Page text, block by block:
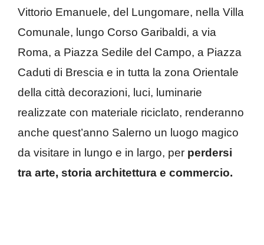
Vittorio Emanuele, del Lungomare, nella Villa
Comunale, lungo Corso Garibaldi, a via
Roma, a Piazza Sedile del Campo, a Piazza
Caduti di Brescia e in tutta la zona Orientale
della città decorazioni, luci, luminarie
realizzate con materiale riciclato, renderanno
anche quest’anno Salerno un luogo magico
da visitare in lungo e in largo, per perdersi
tra arte, storia architettura e commercio.